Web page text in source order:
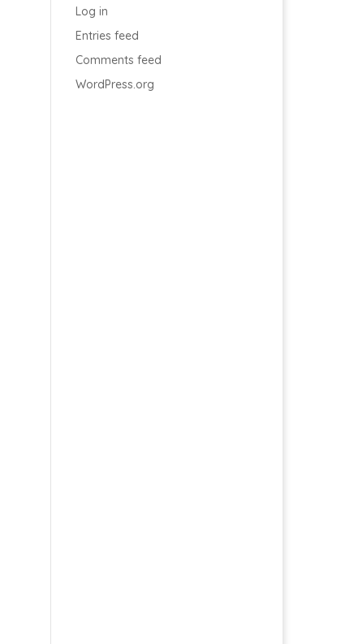
Log in
Entries feed
Comments feed
WordPress.org